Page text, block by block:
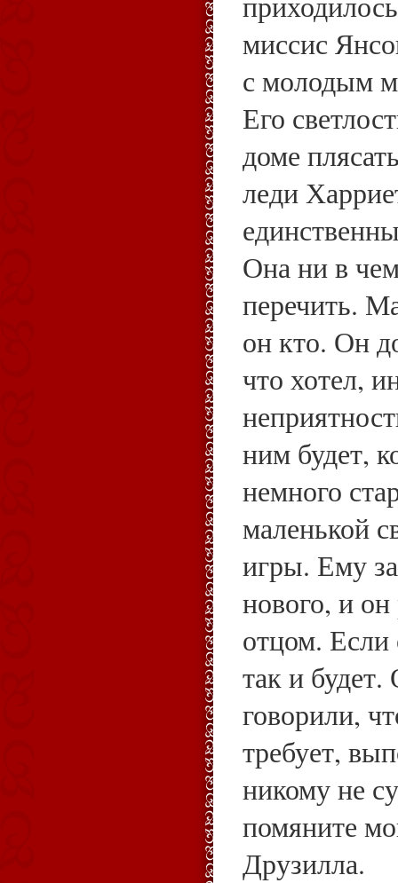
миссис
с молодым
Его
доме
леди
Она ни в
перечить.
он кто. Он
что хотел,
ним будет,
немного
маленькой
игры. Ему
нового, и
отцом.
так и
говорили,
требует,
никому не
помяните
Друзилла.